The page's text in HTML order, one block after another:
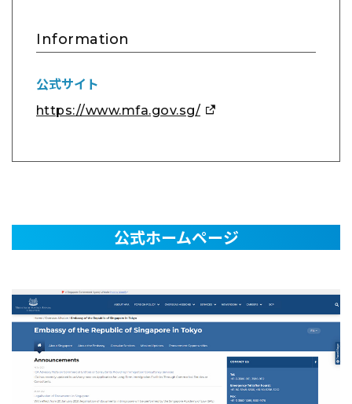
Information
公式サイト
https://www.mfa.gov.sg/
公式ホームページ